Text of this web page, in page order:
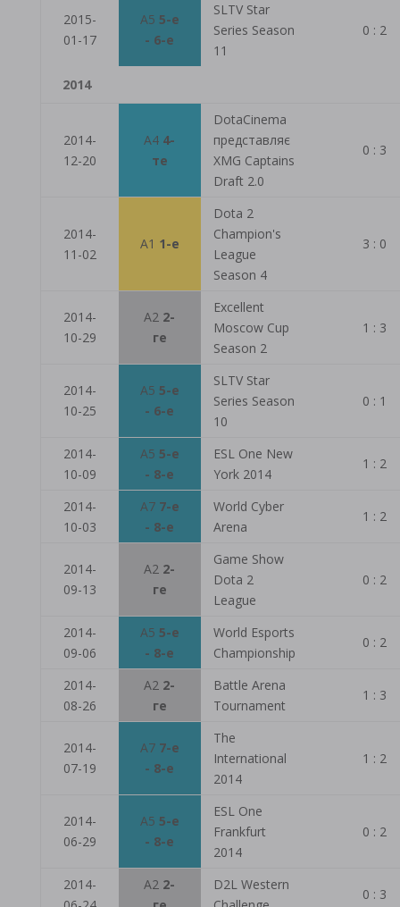
2015-
01-17
A5 5-е
- 6-е
SLTV Star
Series Season
11
0 : 2
2014
2014-
12-20
A4 4-
те
DotaCinema
представляє
XMG Captains
Draft 2.0
0 : 3
2014-
11-02
A1 1-е
Dota 2
Champion's
League
Season 4
3 : 0
2014-
10-29
A2 2-
ге
Excellent
Moscow Cup
Season 2
1 : 3
2014-
10-25
A5 5-е
- 6-е
SLTV Star
Series Season
10
0 : 1
2014-
10-09
A5 5-е
- 8-е
ESL One New
York 2014
1 : 2
2014-
10-03
A7 7-е
- 8-е
World Cyber ​​
Arena
1 : 2
2014-
09-13
A2 2-
ге
Game Show
Dota 2
League
0 : 2
2014-
09-06
A5 5-е
- 8-е
World Esports
Championship
0 : 2
2014-
08-26
A2 2-
ге
Battle Arena
Tournament
1 : 3
2014-
07-19
A7 7-е
- 8-е
The
International
2014
1 : 2
2014-
06-29
A5 5-е
- 8-е
ESL One
Frankfurt
2014
0 : 2
2014-
A2 2-
D2L Western
0 : 3